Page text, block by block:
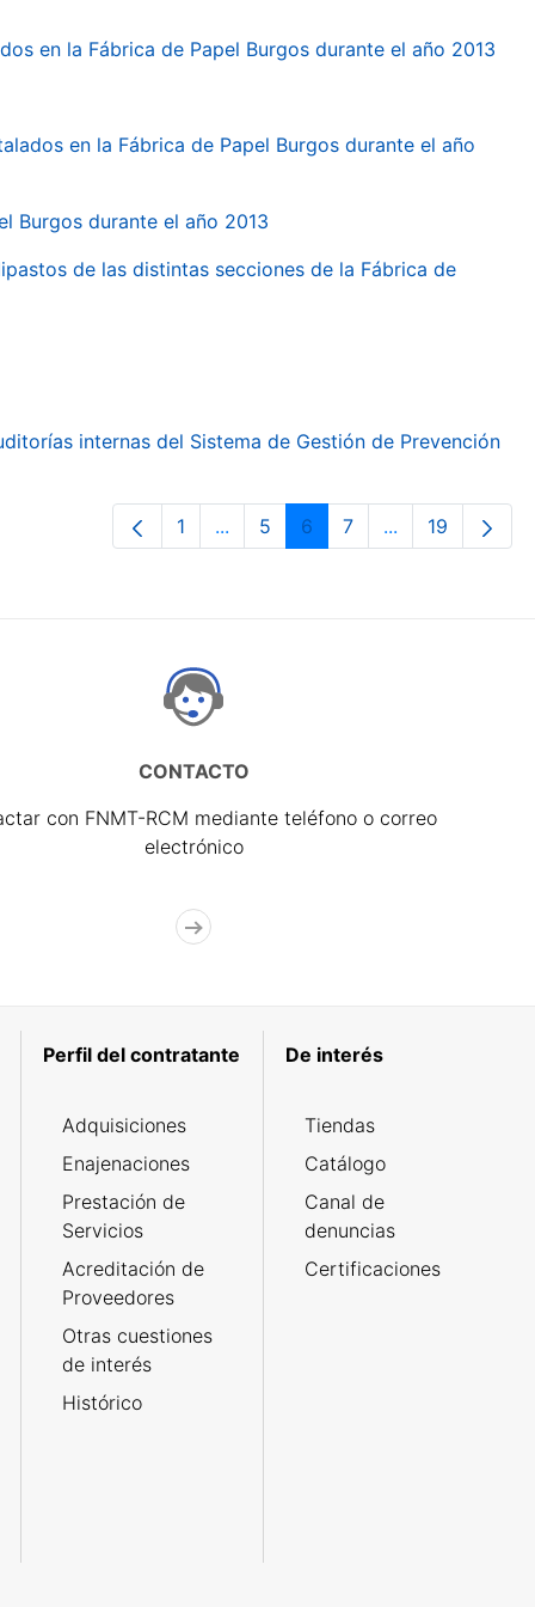
en la Fábrica de Papel Burgos durante el año 2013
en la Fábrica de Papel Burgos durante el año
Burgos durante el año 2013
de las distintas secciones de la Fábrica de
internas del Sistema de Gestión de Prevención
Página
1 ...Páginas intermedias Use TAB
Página
5 Página
6 Página
7 ...PáginasPágina
19
CONTACTO
con FNMT-RCM mediante teléfono o correo
electrónico
Perfil del contratante
Adquisiciones
Enajenaciones
Prestación de
Servicios
Acreditación de
Proveedores
Otras cuestiones
de interés
Histórico
De interés
Tiendas
Catálogo
Canal de
denuncias
Certificaciones